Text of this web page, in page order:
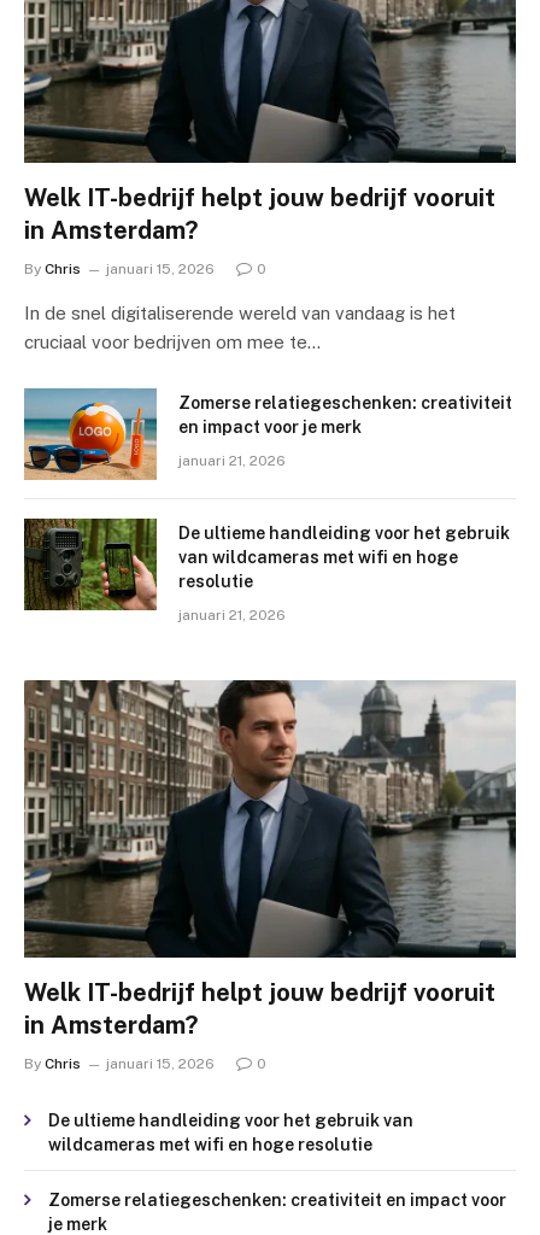
Welk IT-bedrijf helpt jouw bedrijf vooruit
in Amsterdam?
By Chris januari 15, 2026 0
In de snel digitaliserende wereld van vandaag is het
cruciaal voor bedrijven om mee te…
Zomerse relatiegeschenken: creativiteit
en impact voor je merk
januari 21, 2026
De ultieme handleiding voor het gebruik
van wildcameras met wifi en hoge
resolutie
januari 21, 2026
Welk IT-bedrijf helpt jouw bedrijf vooruit
in Amsterdam?
By Chris januari 15, 2026 0
De ultieme handleiding voor het gebruik van
wildcameras met wifi en hoge resolutie
Zomerse relatiegeschenken: creativiteit en impact voor
je merk